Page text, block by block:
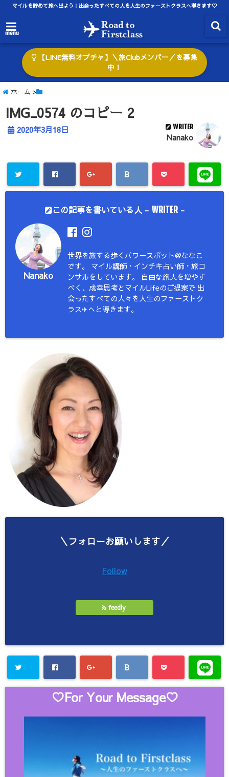
マイルを貯めて旅へ出よう！出会ったすべての人を人生のファーストクラスへ導きます♡
menu
【LINE無料オプチャ】＼旅Clubメンバー／を募集
中！
ホーム >
IMG_0574 のコピー 2
2020年3月18日 WRITER
Nanako
この記事を書いている人 - WRITER-
Nanako
世界を旅する歩くパワースポット@ななこ
です。 マイル講師・インチキ占い師・旅コ
ンサルをしています。 自由な旅人を増やす
べく、成幸思考とマイルLifeのご提案で 出
会ったすべての人々を人生のファーストク
ラス✈︎へと導きます。
＼フォローお願いします／
Follow
feedly
♡For Your Message♡